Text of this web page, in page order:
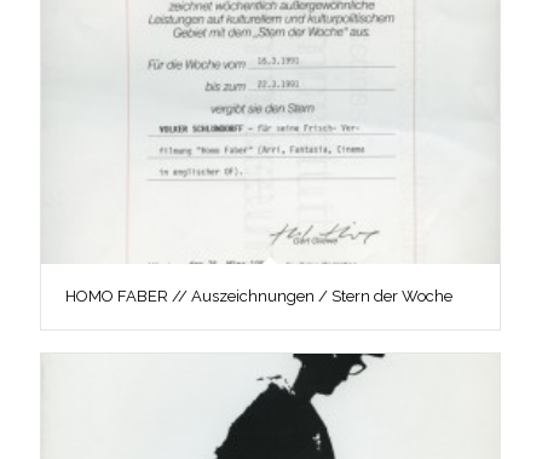
HOMO FABER // Auszeichnungen / Stern der Woche